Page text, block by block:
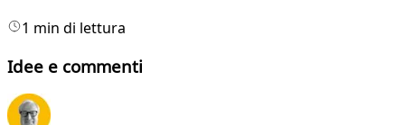
1 min di lettura
Idee e commenti